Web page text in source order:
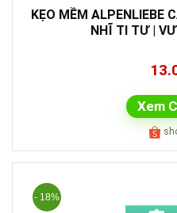
KẸO MỀM ALPENLIEBE
NHĨ TI TƯ |
Xem
- 18%